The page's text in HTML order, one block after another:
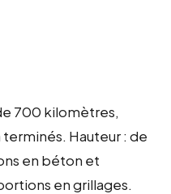
700 kilomètres,
Hauteur : de
en béton et
en grillages.